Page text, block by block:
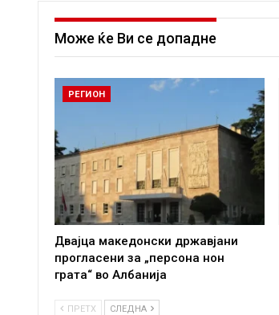
Може ќе Ви се допадне
РЕГИОН
Двајца македонски државјани
прогласени за „персона нон
грата“ во Албанија
ПРЕТХ СЛЕДНА